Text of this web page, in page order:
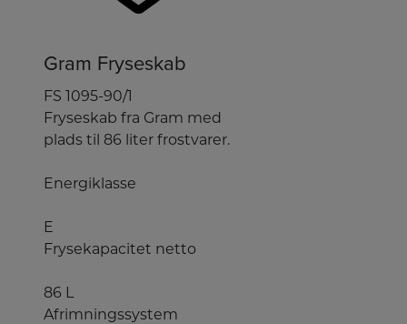
Gram Fryseskab
FS 1095-90/1
Fryseskab fra Gram med
plads til 86 liter frostvarer.
Energiklasse
E
Frysekapacitet netto
86 L
Afrimningssystem